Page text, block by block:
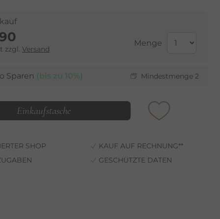
zzgl. Versand
Menge
Sparen (bis zu 10%) Mindestmenge 2
Einkaufstasche
SHOP
KAUF AUF RECHNUNG**
GESCHÜTZTE DATEN